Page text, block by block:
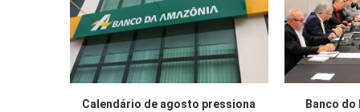
Calendário de agosto pressiona
Banco